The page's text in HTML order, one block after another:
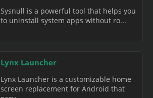
Sysnull is a powerful tool that helps you
to uninstall system apps without ro...
Lynx Launcher
Lynx Launcher is a customizable home
screen replacement for Android that